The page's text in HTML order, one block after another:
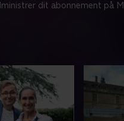
dit abonnement på